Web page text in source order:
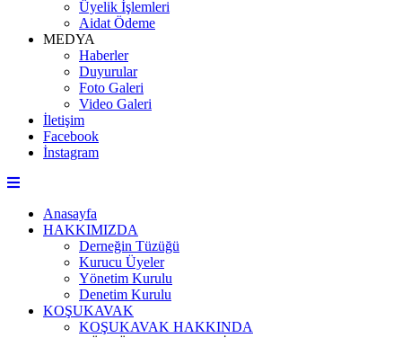
Üyelik İşlemleri
Aidat Ödeme
MEDYA
Haberler
Duyurular
Foto Galeri
Video Galeri
İletişim
Facebook
İnstagram
Anasayfa
HAKKIMIZDA
Derneğin Tüzüğü
Kurucu Üyeler
Yönetim Kurulu
Denetim Kurulu
KOŞUKAVAK
KOŞUKAVAK HAKKINDA